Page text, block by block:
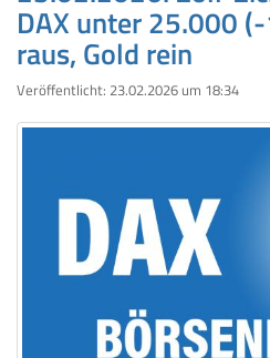
DAX unter 25.000 (-
raus, Gold rein
Veröffentlicht: 23.02.2026 um 18:34